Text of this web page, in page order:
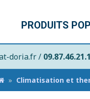
PRODUITS
doria.fr /
Climatisation et